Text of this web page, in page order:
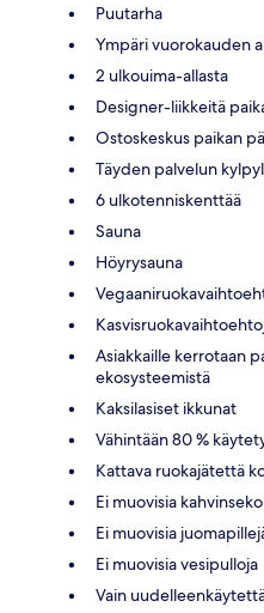
Puutarha
Ympäri vuorokauden
2 ulkouima-allasta
Designer-liikkeitä
Ostoskeskus paikan
Täyden palvelun
6 ulkotenniskenttää
Sauna
Höyrysauna
Asiakkaille kerrotaan
ekosysteemistä
Kaksilasiset ikkunat
Vähintään 80 %
Kattava ruokajätettä
Ei muovisia
Ei muovisia
Ei muovisia vesipulloja
Vain